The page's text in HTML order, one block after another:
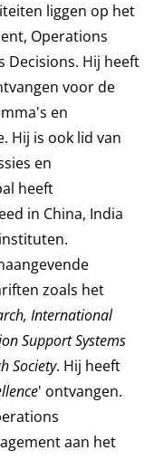
liggen op het
Operations
Decisions. Hij heeft
voor de
en
Hij is ook lid van
en
heeft
in China, India
zoals het
International
Support Systems
Society. Hij heeft
' ontvangen.
aan het